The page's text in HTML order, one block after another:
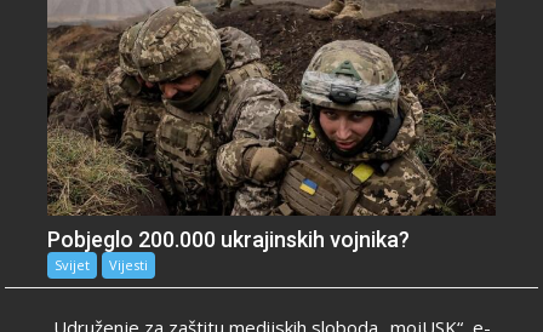
Pobjeglo 200.000 ukrajinskih vojnika?
Svijet Vijesti